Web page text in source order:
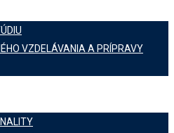
VZDELÁVANIA A PRÍPRAVY